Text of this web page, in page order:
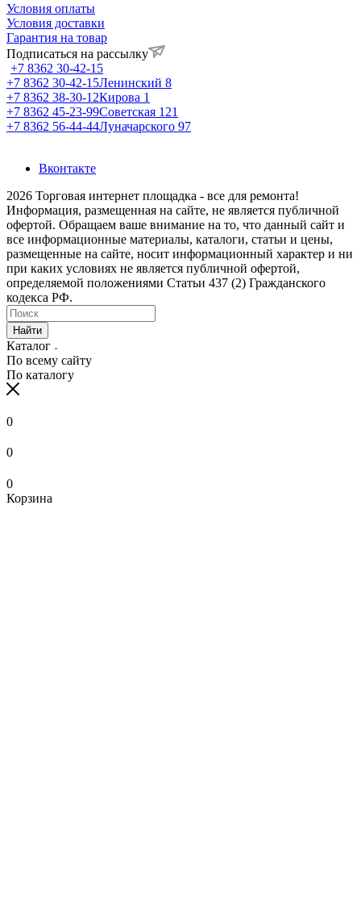
Условия оплаты
Условия доставки
Гарантия на товар
Подписаться на рассылку
+7 8362 30-42-15
+7 8362 30-42-15Ленинский 8
+7 8362 38-30-12Кирова 1
+7 8362 45-23-99Советская 121
+7 8362 56-44-44Луначарского 97
Вконтакте
2026 Торговая интернет площадка - все для ремонта!
Информация, размещенная на сайте, не является публичной
офертой. Обращаем ваше внимание на то, что данный сайт и
все информационные материалы, каталоги, статьи и цены,
размещенные на сайте, носит информационный характер и ни
при каких условиях не является публичной офертой,
определяемой положениями Статьи 437 (2) Гражданского
кодекса РФ.
Найти
Каталог
По всему сайту
По каталогу
0
0
0
Корзина